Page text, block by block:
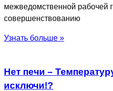
межведомственной рабочей
совершенствованию
Узнать больше »
Нет печи –
исключи!?